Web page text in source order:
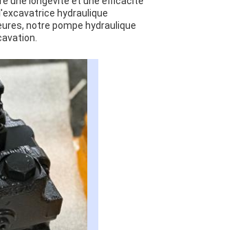
hydraulique
notre pompe hydraulique